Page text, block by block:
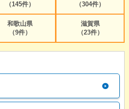
（145件）
（304件）
和歌山県
（9件）
滋賀県
（23件）